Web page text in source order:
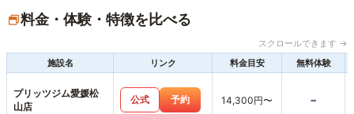
料金・体験・特徴を比べる
スクロールできます →
施設名
リンク 料金目安 無料体験
プリッツジム愛媛松
山店
公式 予約 14,300円〜 -